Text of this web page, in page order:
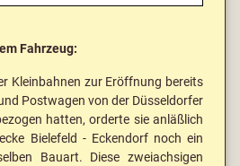
Fahrzeug:
Kleinbahnen zur Eröffnung bereits
Postwagen von der Düsseldorfer
hatten, orderte sie anläßlich
Bielefeld - Eckendorf noch ein
Bauart. Diese zweiachsigen